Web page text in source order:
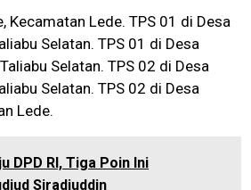
Kecamatan Lede. TPS 01 di Desa
Selatan. TPS 01 di Desa
Selatan. TPS 02 di Desa
Selatan. TPS 02 di Desa
Lede.
DPD RI, Tiga Poin Ini
Siradjuddin